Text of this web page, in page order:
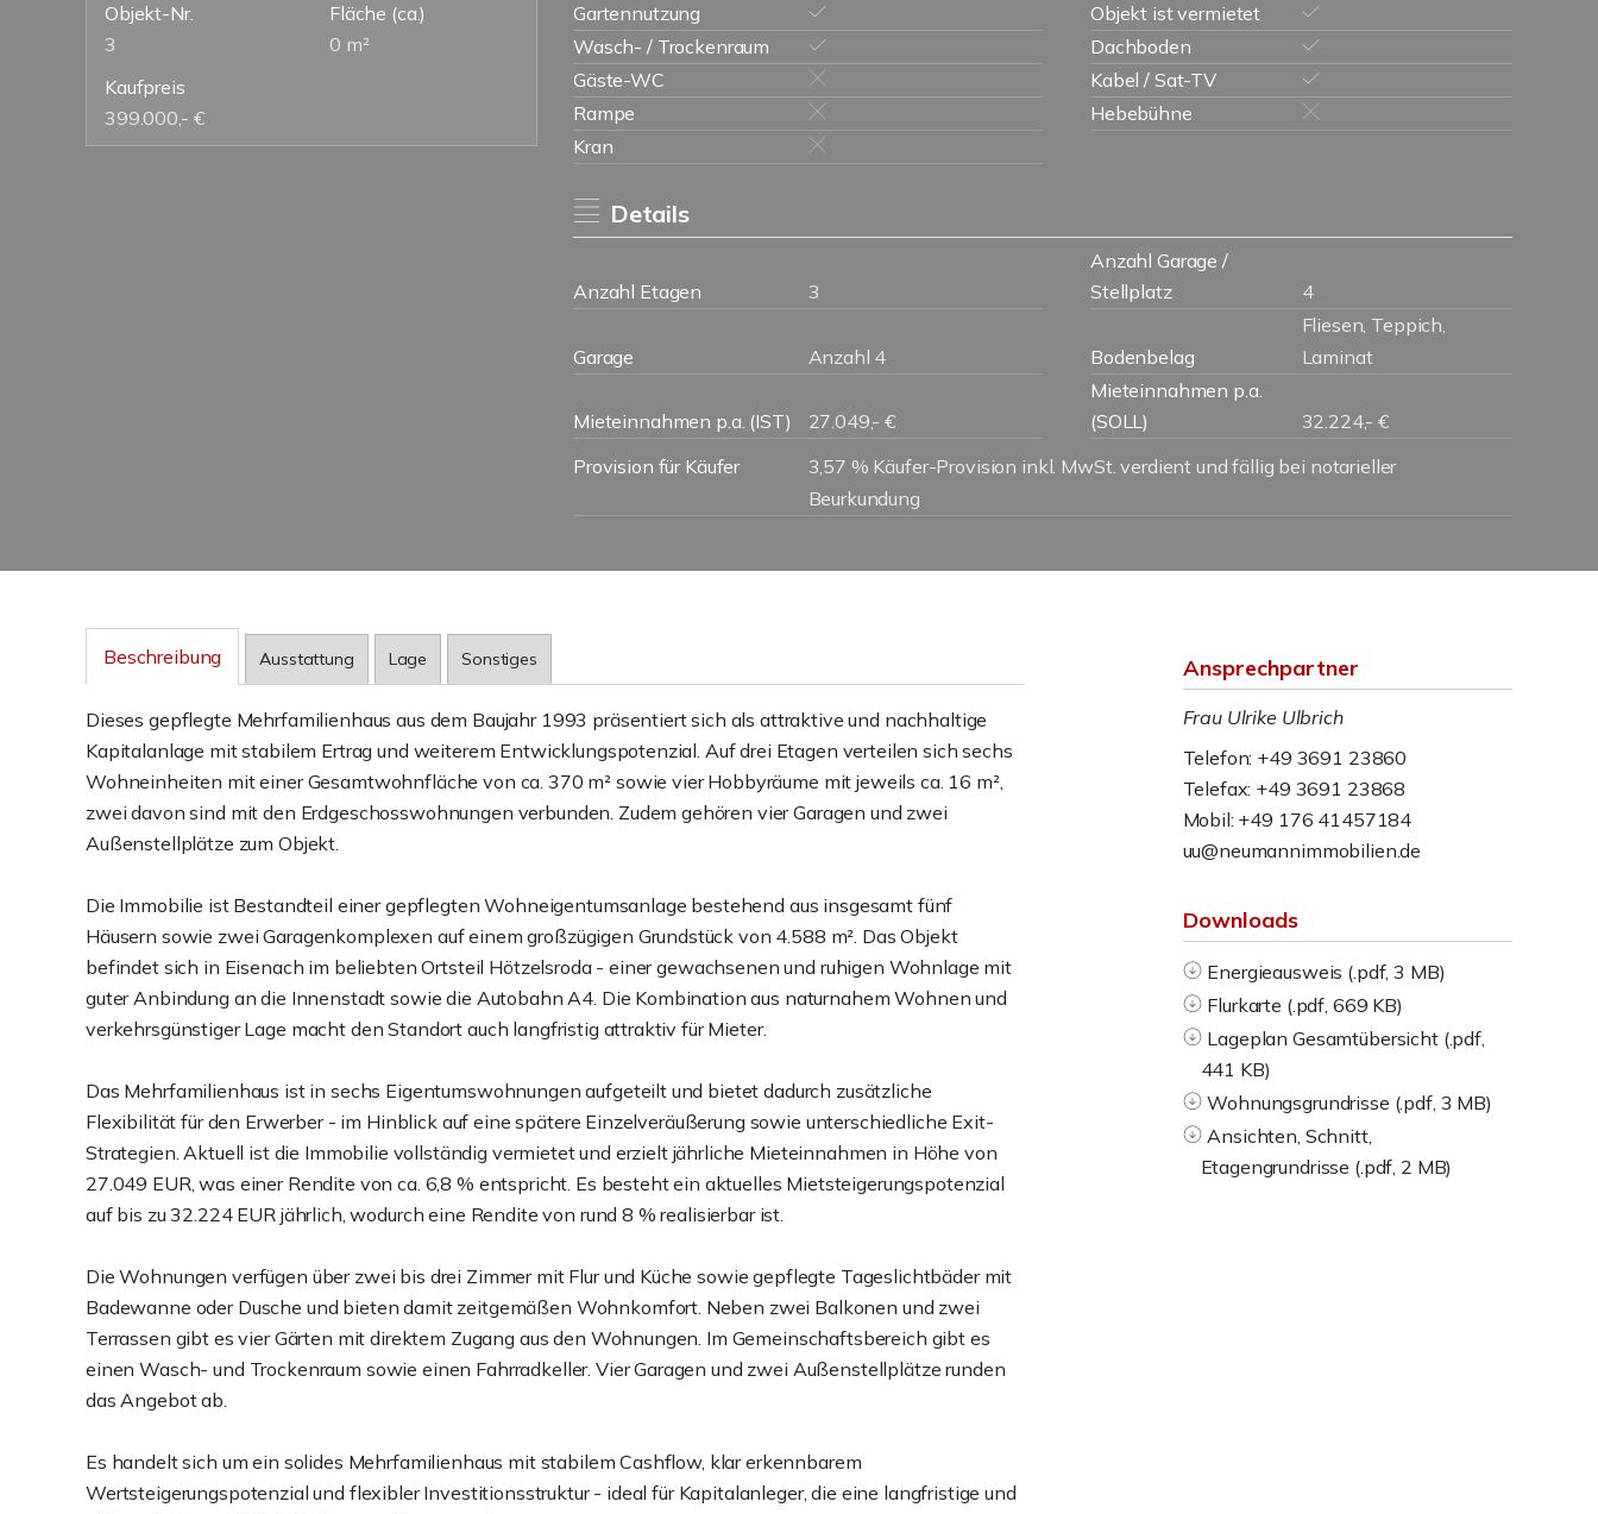
Objekt-Nr.
3
Fläche (ca.)
0 m²
Kaufpreis
399.000,- €
Gartennutzung
Objekt ist vermietet
Wasch- / Trockenraum
Dachboden
Gäste-WC
Kabel / Sat-TV
Rampe
Hebebühne
Kran
Details
Anzahl Etagen 3
Anzahl Garage /
Stellplatz
4
Garage Anzahl 4 Bodenbelag
Fliesen, Teppich,
Laminat
Mieteinnahmen p.a. (IST) 27.049,- €
Mieteinnahmen p.a.
(SOLL)
32.224,- €
Provision für Käufer
3,57 % Käufer-Provision inkl. MwSt. verdient und fällig bei notarieller
Beurkundung
Beschreibung Ausstattung Lage Sonstiges
Dieses gepflegte Mehrfamilienhaus aus dem Baujahr 1993 präsentiert sich als attraktive und nachhaltige
Kapitalanlage mit stabilem Ertrag und weiterem Entwicklungspotenzial. Auf drei Etagen verteilen sich sechs
Wohneinheiten mit einer Gesamtwohnfläche von ca. 370 m² sowie vier Hobbyräume mit jeweils ca. 16 m²,
zwei davon sind mit den Erdgeschosswohnungen verbunden. Zudem gehören vier Garagen und zwei
Außenstellplätze zum Objekt.
Die Immobilie ist Bestandteil einer gepflegten Wohneigentumsanlage bestehend aus insgesamt fünf
Häusern sowie zwei Garagenkomplexen auf einem großzügigen Grundstück von 4.588 m². Das Objekt
befindet sich in Eisenach im beliebten Ortsteil Hötzelsroda - einer gewachsenen und ruhigen Wohnlage mit
guter Anbindung an die Innenstadt sowie die Autobahn A4. Die Kombination aus naturnahem Wohnen und
verkehrsgünstiger Lage macht den Standort auch langfristig attraktiv für Mieter.
Das Mehrfamilienhaus ist in sechs Eigentumswohnungen aufgeteilt und bietet dadurch zusätzliche
Flexibilität für den Erwerber - im Hinblick auf eine spätere Einzelveräußerung sowie unterschiedliche Exit-
Strategien. Aktuell ist die Immobilie vollständig vermietet und erzielt jährliche Mieteinnahmen in Höhe von
27.049 EUR, was einer Rendite von ca. 6,8 % entspricht. Es besteht ein aktuelles Mietsteigerungspotenzial
auf bis zu 32.224 EUR jährlich, wodurch eine Rendite von rund 8 % realisierbar ist.
Die Wohnungen verfügen über zwei bis drei Zimmer mit Flur und Küche sowie gepflegte Tageslichtbäder mit
Badewanne oder Dusche und bieten damit zeitgemäßen Wohnkomfort. Neben zwei Balkonen und zwei
Terrassen gibt es vier Gärten mit direktem Zugang aus den Wohnungen. Im Gemeinschaftsbereich gibt es
einen Wasch- und Trockenraum sowie einen Fahrradkeller. Vier Garagen und zwei Außenstellplätze runden
das Angebot ab.
Es handelt sich um ein solides Mehrfamilienhaus mit stabilem Cashflow, klar erkennbarem
Wertsteigerungspotenzial und flexibler Investitionsstruktur - ideal für Kapitalanleger, die eine langfristige und
Ansprechpartner
Frau Ulrike Ulbrich
Telefon: +49 3691 23860
Telefax: +49 3691 23868
Mobil: +49 176 41457184
uu@neumannimmobilien.de
Downloads
Energieausweis (.pdf, 3 MB)
Flurkarte (.pdf, 669 KB)
Lageplan Gesamtübersicht (.pdf,
441 KB)
Wohnungsgrundrisse (.pdf, 3 MB)
Ansichten, Schnitt,
Etagengrundrisse (.pdf, 2 MB)